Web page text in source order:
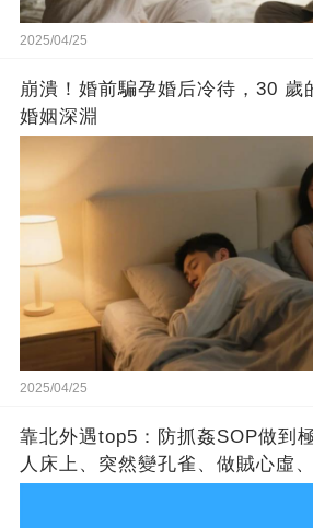
2025/04/25
崩潰！婚前騙孕婚后冷待，30 歲
婚姻深淵
2025/04/25
靠北外遇top5：防抓姦SOP做到
人床上、突然變孔雀、做賊心虛